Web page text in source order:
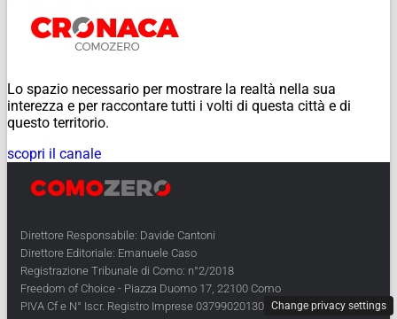
Lo spazio necessario per mostrare la realtà nella sua
interezza e per raccontare tutti i volti di questa città e di
questo territorio.
scopri il canale
Direttore Responsabile: Davide Cantoni
Direttore Editoriale: Emanuele Caso
Registrazione Tribunale di Como: n°2/2018
Freedom of Choice - Piazza Duomo 17, 22100 Como
PIVA Cf e N° Iscr. Registro Imprese 03799020130 Change privacy settings